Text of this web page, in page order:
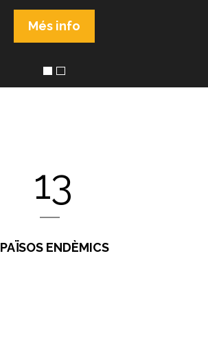
Més info
13
PAÏSOS ENDÈMICS